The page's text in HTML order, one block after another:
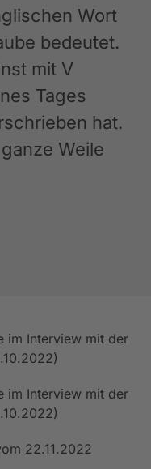
Wort
bedeutet.
mit V
Tages
hat.
Weile
22.11.2022